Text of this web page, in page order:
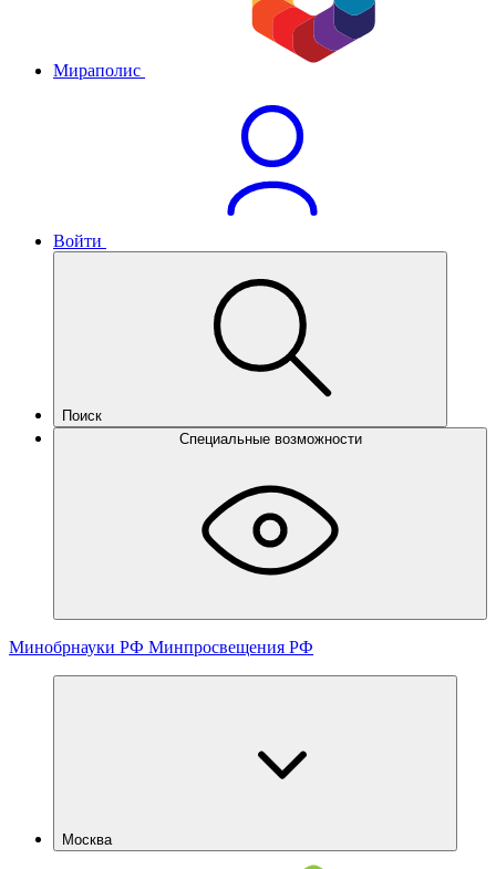
Мираполис
Войти
Поиск
Специальные возможности
Минобрнауки РФ Минпросвещения РФ
Москва